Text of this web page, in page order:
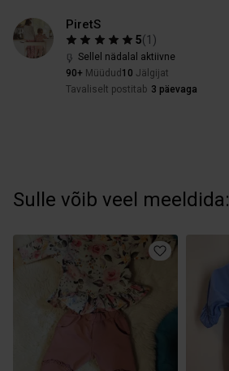
PiretS
5(1 )
Sellel nädalal aktiivne
90+ Müüdud 10 Jälgijat
Tavaliselt postitab 3 päevaga
Sulle võib veel meeldida: